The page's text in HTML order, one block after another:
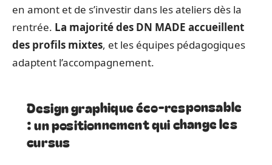
en amont et de s’investir dans les ateliers dès la
rentrée. La majorité des DN MADE accueillent
des profils mixtes, et les équipes pédagogiques
adaptent l’accompagnement.
Design graphique éco-responsable
: un positionnement qui change les
cursus